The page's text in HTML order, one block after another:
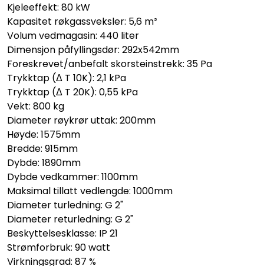
Kjeleeffekt: 80 kW
Kapasitet røkgassveksler: 5,6 m²
Volum vedmagasin: 440 liter
Dimensjon påfyllingsdør: 292x542mm
Foreskrevet/anbefalt skorsteinstrekk: 35 Pa
Trykktap (Δ T 10K): 2,1 kPa
Trykktap (Δ T 20K): 0,55 kPa
Vekt: 800 kg
Diameter røykrør uttak: 200mm
Høyde: 1575mm
Bredde: 915mm
Dybde: 1890mm
Dybde vedkammer: 1100mm
Maksimal tillatt vedlengde: 1000mm
Diameter turledning: G 2"
Diameter returledning: G 2"
Beskyttelsesklasse: IP 21
Strømforbruk: 90 watt
Virkningsgrad: 87 %